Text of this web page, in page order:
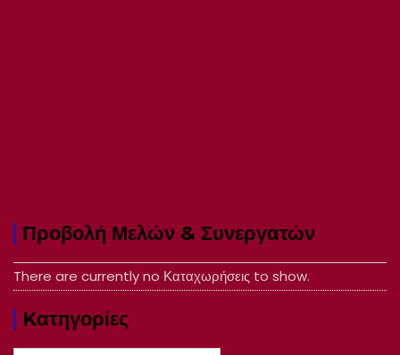
Προβολή Μελών & Συνεργατών
There are currently no Καταχωρήσεις to show.
Kατηγορίες